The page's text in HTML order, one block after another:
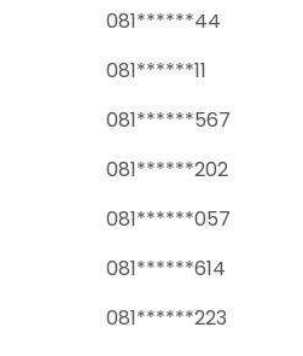
081******44
081******11
081******567
081******202
081******057
081******614
081******223